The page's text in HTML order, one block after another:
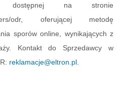
dostępnej na stronie
odr, oferującej metodę
sporów online, wynikających z
Kontakt do Sprzedawcy w
reklamacje@eltron.pl